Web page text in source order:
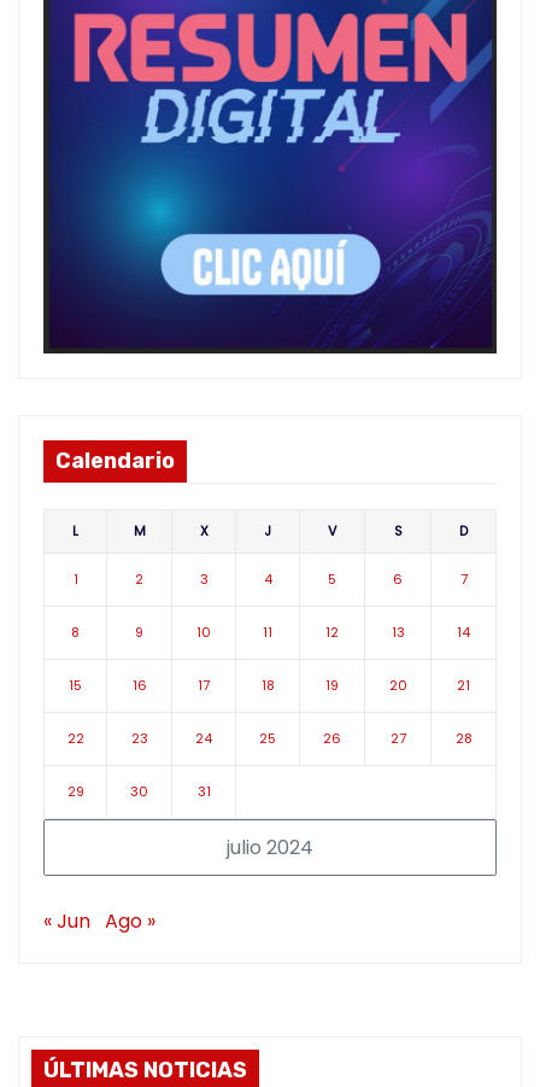
Calendario
julio 2024
L M X J V S D
1 2 3 4 5 6 7
8 9 10 11 12 13 14
15 16 17 18 19 20 21
22 23 24 25 26 27 28
29 30 31
« Jun Ago »
ÚLTIMAS NOTICIAS